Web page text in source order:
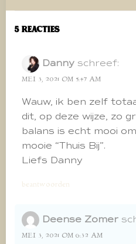
navigatie
5 Reacties
Danny schreef:
MEI 3, 2021 OM 5:47 AM
Wauw, ik ben zelf
dit, op deze wijze, zo
balans is echt mooi
mooie “Thuis Bij”.
Liefs Danny
beantwoorden
Deense Zomer
MEI 3, 2021 OM 6:32 AM